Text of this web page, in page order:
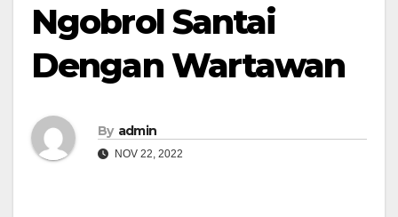
Ngobrol Santai
Dengan Wartawan
By admin
NOV 22, 2022